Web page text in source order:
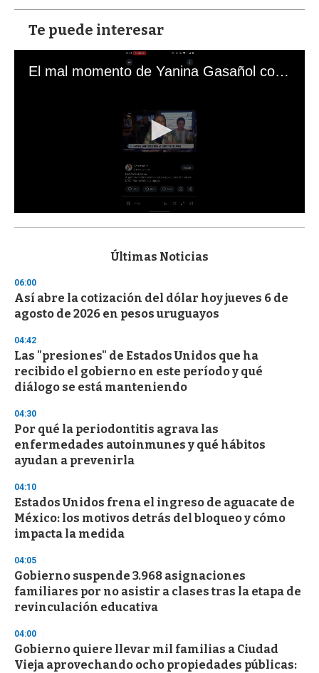
Te puede interesar
El mal momento de Yanina Gasañol con un hincha argentino en "Subrayado"
s
d
s
o
f
3
s
c
o
d
s
Últimas Noticias
06:00
Así abre la cotización del dólar hoy jueves 6 de
agosto de 2026 en pesos uruguayos
04:42
Las "presiones" de Estados Unidos que ha
recibido el gobierno en este período y qué
diálogo se está manteniendo
04:30
Por qué la periodontitis agrava las
enfermedades autoinmunes y qué hábitos
ayudan a prevenirla
04:10
Estados Unidos frena el ingreso de aguacate de
México: los motivos detrás del bloqueo y cómo
impacta la medida
04:05
Gobierno suspende 3.968 asignaciones
familiares por no asistir a clases tras la etapa de
revinculación educativa
04:00
Gobierno quiere llevar mil familias a Ciudad
Vieja aprovechando ocho propiedades públicas: